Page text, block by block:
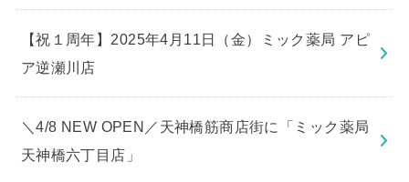
【祝１周年】2025年4月11日（金）ミック薬局 アピ
ア逆瀬川店
＼4/8 NEW OPEN／天神橋筋商店街に「ミック薬局
天神橋六丁目店」